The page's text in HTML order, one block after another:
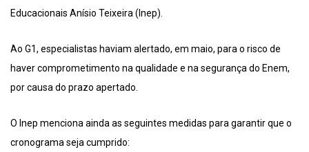
Educacionais Anísio Teixeira (Inep).
Ao G1, especialistas haviam alertado, em maio, para o risco de
haver comprometimento na qualidade e na segurança do Enem,
por causa do prazo apertado.
O Inep menciona ainda as seguintes medidas para garantir que o
cronograma seja cumprido: